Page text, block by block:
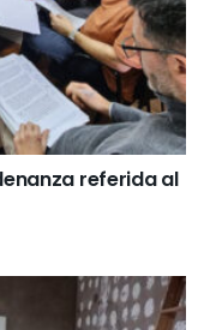
referida al